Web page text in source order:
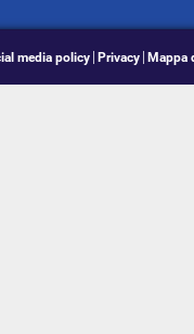
media policy Privacy Mappa